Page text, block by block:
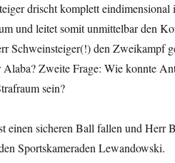
drischt komplett
und leitet somit unmittelbar den
Schweinsteiger(!) den Zweikampf
Zweite Frage: Wie konnte
sein?
einen sicheren Ball fallen und Herr
Sportskameraden Lewandowski.